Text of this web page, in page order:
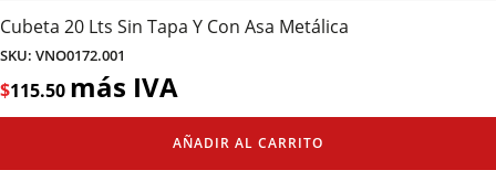
Cubeta 20 Lts Sin Tapa Y Con Asa Metálica
SKU: VNO0172.001
$115.50 más IVA
AÑADIR AL CARRITO